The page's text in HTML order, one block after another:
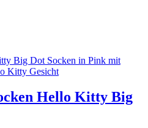
Hello Kitty Big